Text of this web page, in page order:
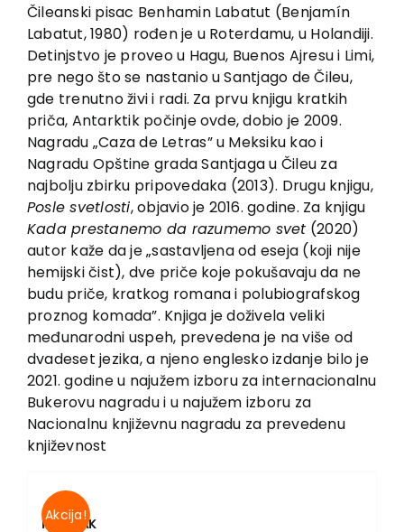
About us
Books
In preparation
Sale
Authors
News
EU PROJECTS
Contact
Čileanski pisac Benhamin Labatut (Benjamín
Labatut, 1980) rođen je u Roterdamu, u Holandiji.
Detinjstvo je proveo u Hagu, Buenos Ajresu i Limi,
pre nego što se nastanio u Santjago de Čileu,
gde trenutno živi i radi. Za prvu knjigu kratkih
priča, Antarktik počinje ovde, dobio je 2009.
Nagradu „Caza de Letras” u Meksiku kao i
Nagradu Opštine grada Santjaga u Čileu za
najbolju zbirku pripovedaka (2013). Drugu knjigu,
Posle svetlosti, objavio je 2016. godine. Za knjigu
Kada prestanemo da razumemo svet (2020)
autor kaže da je „sastavljena od eseja (koji nije
hemijski čist), dve priče koje pokušavaju da ne
budu priče, kratkog romana i polubiografskog
proznog komada”. Knjiga je doživela veliki
međunarodni uspeh, prevedena je na više od
dvadeset jezika, a njeno englesko izdanje bilo je
2021. godine u najužem izboru za internacionalnu
Bukerovu nagradu i u najužem izboru za
Nacionalnu književnu nagradu za prevedenu
književnost
Akcija!
MANIJAK